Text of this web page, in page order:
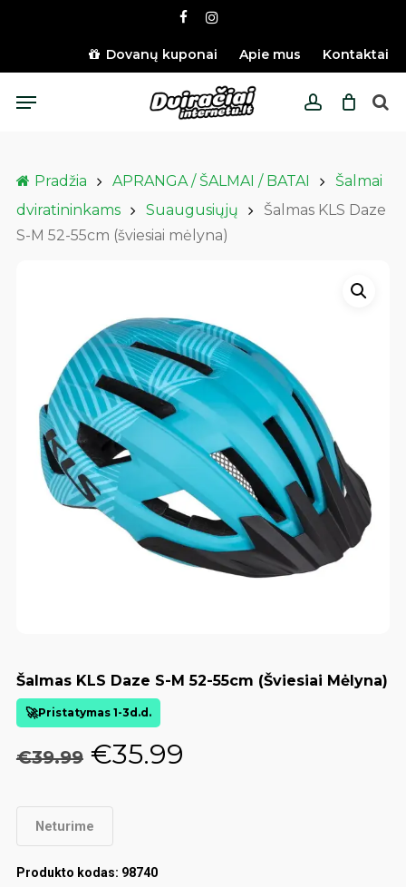
content
facebookinstagram
Dovanų kuponai Apie mus Kontaktai
account
Menu
Pradžia APRANGA / ŠALMAI / BATAI
Šalmai
dviratininkams
Suaugusiųjų
Šalmas KLS Daze
S-M 52-55cm (šviesiai mėlyna)
Šalmas KLS Daze S-M 52-55cm (šviesiai Mėlyna)
Pristatymas 1-3d.d.
€39.99 Original
was:
€39.99.
€35.99
Neturime
Produkto kodas: 98740